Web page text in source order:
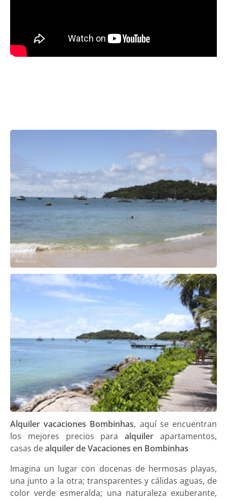
Alquiler vacaciones Bombinhas, aquí se encuentran
los mejores precios paraalquiler apartamentos,
casas dealquiler de Vacaciones en Bombinhas
Imagina un lugar con docenas de hermosas playas,
una junto a la otra; transparentes y cálidas aguas, de
color verde esmeralda; una naturaleza exuberante,